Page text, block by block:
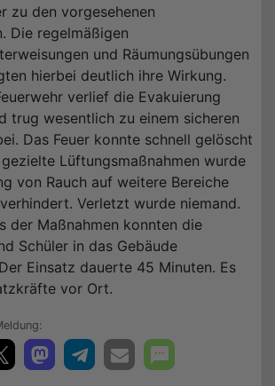
zu den vorgesehenen
Die regelmäßigen
und Räumungsübungen
hierbei deutlich ihre Wirkung.
verlief die Evakuierung
trug wesentlich zu einem sicheren
Das Feuer konnte schnell gelöscht
Lüftungsmaßnahmen wurde
von Rauch auf weitere Bereiche
Verletzt wurde niemand.
der Maßnahmen konnten die
Schüler in das Gebäude
Einsatz dauerte 45 Minuten. Es
vor Ort.